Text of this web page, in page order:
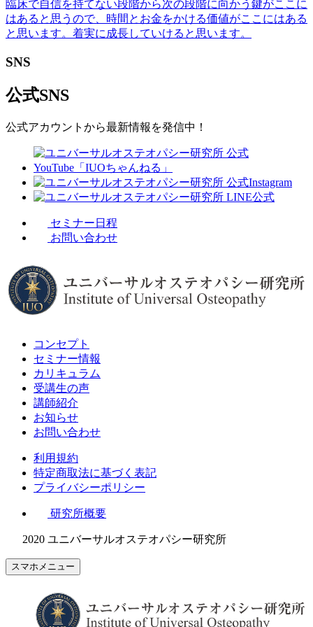
臨床で自信を持てない段階から次の段階に向かう鍵がここに
はあると思うので、時間とお金をかける価値がここにはある
と思います。着実に成長していけると思います。
SNS
公式SNS
公式アカウントから最新情報を発信中！
セミナー日程
お問い合わせ
コンセプト
セミナー情報
カリキュラム
受講生の声
講師紹介
お知らせ
お問い合わせ
利用規約
特定商取法に基づく表記
プライバシーポリシー
研究所概要
2020 ユニバーサルオステオパシー研究所
スマホメニュー